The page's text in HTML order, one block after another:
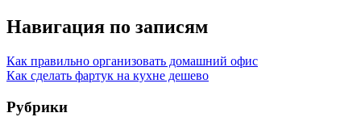
Навигация по записям
Как правильно организовать домашний офис
Как сделать фартук на кухне дешево
Рубрики